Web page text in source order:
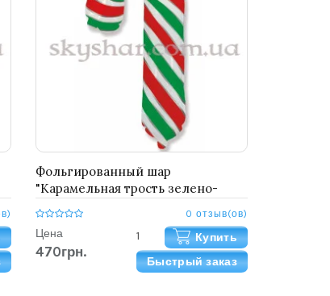
Фольгированный шар
"Карамельная трость зелено-
красно-белая (Леденец )"
0 отзыв(ов)
Цена
470грн.
Купить
Быстрый заказ